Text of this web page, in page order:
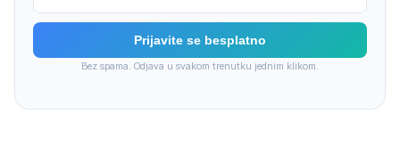
Prijavite se besplatno
Bez spama. Odjava u svakom trenutku jednim klikom.